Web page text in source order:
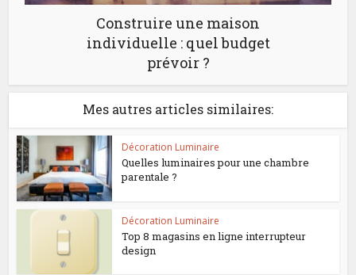
Construire une maison
individuelle : quel budget
prévoir ?
Mes autres articles similaires:
Décoration Luminaire
Quelles luminaires pour une chambre
parentale ?
Décoration Luminaire
Top 8 magasins en ligne interrupteur
design